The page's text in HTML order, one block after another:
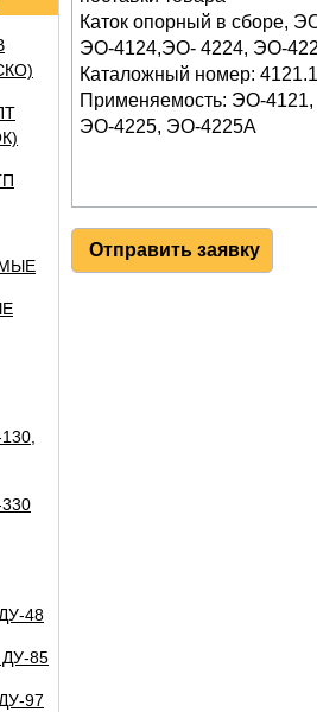
48
85
97